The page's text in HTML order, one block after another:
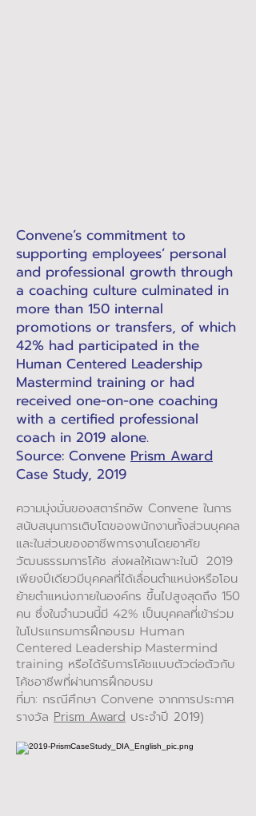
Convene’s commitment to
supporting employees’ personal
and professional growth through
a coaching culture culminated in
more than 150 internal
promotions or transfers, of which
42% had participated in the
Human Centered Leadership
Mastermind training or had
received one-on-one coaching
with a certified professional
coach in 2019 alone.
Source: Convene Prism Award
Case Study, 2019
ความมุ่งมั่นของสตาร์ทอัพ Convene ในการ
สนับสนุนการเติบโตของพนักงานทั้งส่วนบุคคล
และในส่วนของอาชีพการงานโดยอาศัย
วัฒนธรรมการโค้ช ส่งผลให้เฉพาะในปี 2019
เพียงปีเดียวมีบุคคลที่ได้เลื่อนตำแหน่งหรือโอน
ย้ายตำแหน่งภายในองค์กร ขึ้นไปสูงสุดถึง 150
คน ซึ่งในจำนวนนี้มี 42% เป็นบุคคลที่เข้าร่วม
ในโปรแกรมการฝึกอบรม Human
Centered Leadership Mastermind
training หรือได้รับการโค้ชแบบตัวต่อตัวกับ
โค้ชอาชีพที่ผ่านการฝึกอบรม
ที่มา: กรณีศึกษา Convene จากการประกาศ
รางวัล Prism Award ประจำปี 2019)